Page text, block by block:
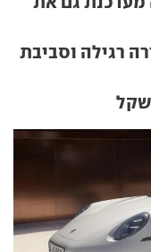
קאררה רגילה וסביבת